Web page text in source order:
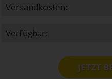
Versandkosten:
Verfügbar:
JETZT